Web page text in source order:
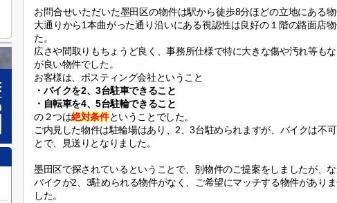
お問合せいただいた墨田区の物件は駅から徒歩8分ほどの立地にある物
大通りから 1本曲がった通り沿いにある視認性は良好の１階の路面店物
た。
広さや間取りもちょうど良く、事務所仕様で特に大きな傷や汚れ等も
が良い物件でした。
お客様は、ポスティング会社ということ
・バイクを2、3台駐車できること
・自転車を4、5台駐輪できること
の２つは絶対条件ということでした。
ご内見した物件は駐輪場はあり、2、3台駐められますが、バイクは不可
とで、見送りとなりました。
墨田区で探されているということで、別物件のご提案をしましたが、
バイクが2、 3駐められる物件がなく、ご希望にマッチする物件があり
した。